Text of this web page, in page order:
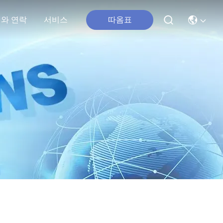
연락 서비스 따옴표